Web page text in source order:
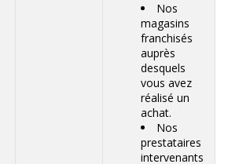
Nos
magasins
franchisés
auprès
desquels
vous avez
réalisé un
achat.
Nos
prestataires
intervenants